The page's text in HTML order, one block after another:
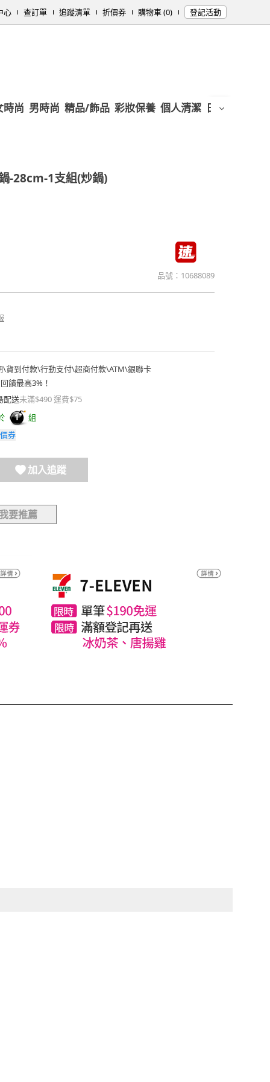
心 查訂單 追蹤清單 折價券 購物車 (0) 登記活動
時尚 男時尚 精品/飾品 彩妝保養 個人清潔 日用/紙品
-28cm-1支組(炒鍋)
品號： 10688089
\貨到付款\行動支付\超商付款\ATM\銀聯卡
饋最高3%！
配送未滿$490 運費$75
1
組
券
加入追蹤
我要推薦